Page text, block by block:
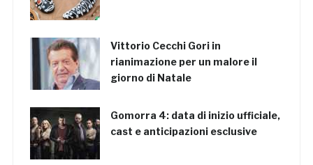
Vittorio Cecchi Gori in
rianimazione per un malore il
giorno di Natale
Gomorra 4: data di inizio ufficiale,
cast e anticipazioni esclusive